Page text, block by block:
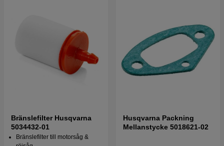
Bränslefilter Husqvarna
5034432-01
Bränslefilter till motorsåg &
Husqvarna Packning
Mellanstycke 5018621-02